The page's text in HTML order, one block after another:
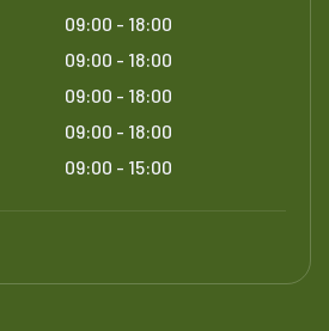
09:00 - 18:00
09:00 - 18:00
09:00 - 18:00
09:00 - 18:00
09:00 - 15:00